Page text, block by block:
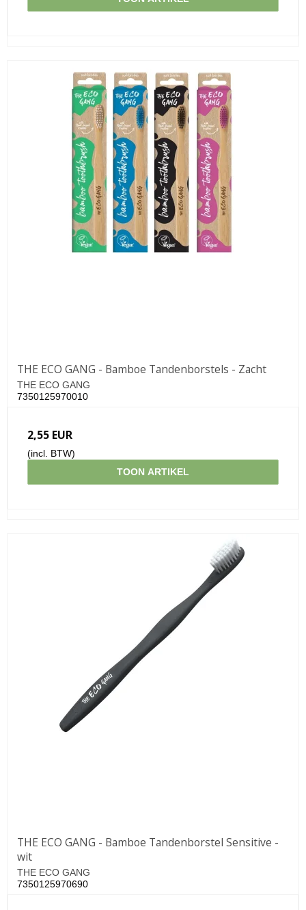
THE ECO GANG - Bamboe Tandenborstels - Zacht
THE ECO GANG
7350125970010
2,55 EUR
(incl. BTW)
TOON ARTIKEL
THE ECO GANG - Bamboe Tandenborstel Sensitive -
wit
THE ECO GANG
7350125970690